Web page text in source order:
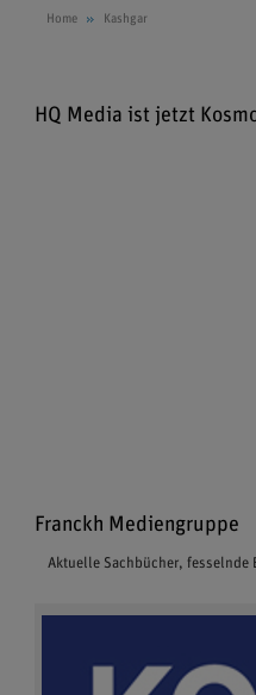
Home Kashgar
HQ Media ist jetzt
Franckh Mediengruppe
Aktuelle Sachbücher,